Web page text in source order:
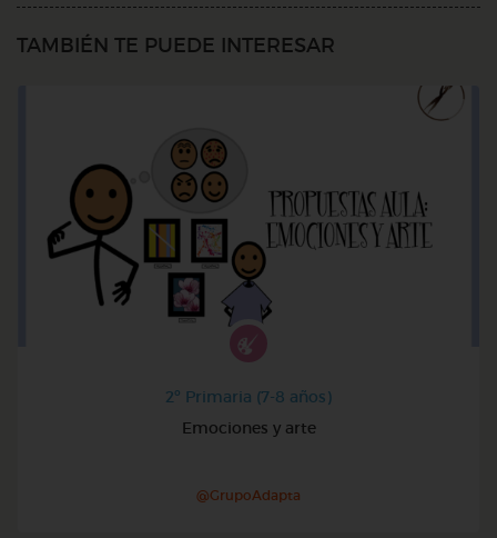
TAMBIÉN TE PUEDE INTERESAR
2º Primaria (7-8 años)
Emociones y arte
@GrupoAdapta